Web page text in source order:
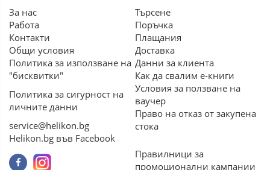
За нас
Работа
Контакти
Общи условия
Политика за използване на
"бисквитки"
Политика за сигурност на
личните данни
service@helikon.bg
Helikon.bg във Facebook
Търсене
Поръчка
Плащания
Доставка
Данни за клиента
Как да свалим е-книги
Условия за ползване на
ваучер
Право на отказ от закупена
стока
Правилници за
промоционални кампании